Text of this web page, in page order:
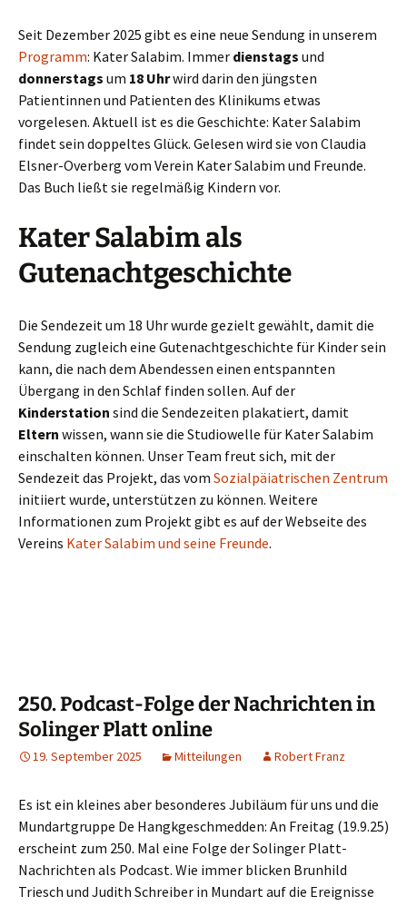
Seit Dezember 2025 gibt es eine neue Sendung in unserem
Programm: Kater Salabim. Immer dienstags und
donnerstags um 18 Uhrwird darin den jüngsten
Patientinnen und Patienten des Klinikums etwas
vorgelesen. Aktuell ist es die Geschichte: Kater Salabim
findet sein doppeltes Glück. Gelesen wird sie von Claudia
Elsner-Overberg vom Verein Kater Salabim und Freunde.
Das Buch ließt sie regelmäßig Kindern vor.
Kater Salabim als
Gutenachtgeschichte
Die Sendezeit um 18 Uhr wurde gezielt gewählt, damit die
Sendung zugleich eine Gutenachtgeschichte für Kinder sein
kann, die nach dem Abendessen einen entspannten
Übergang in den Schlaf finden sollen. Auf der
Kinderstation sind die Sendezeiten plakatiert, damit
Eltern wissen, wann sie die Studiowelle für Kater Salabim
einschalten können. Unser Team freut sich, mit der
Sendezeit das Projekt, das vom Sozialpäiatrischen Zentrum
initiiert wurde, unterstützen zu können. Weitere
Informationen zum Projekt gibt es auf der Webseite des
Vereins Kater Salabim und seine Freunde.
250. Podcast-Folge der Nachrichten in
Solinger Platt online
19. September 2025 Mitteilungen Robert Franz
Es ist ein kleines aber besonderes Jubiläum für uns und die
Mundartgruppe De Hangkgeschmedden: An Freitag (19.9.25)
erscheint zum 250. Mal eine Folge der Solinger Platt-
Nachrichten als Podcast. Wie immer blicken Brunhild
Triesch und Judith Schreiber in Mundart auf die Ereignisse